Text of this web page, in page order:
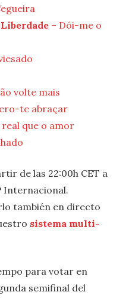
– Dói-me o
volte mais
te abraçar
real que o amor
de las 22:00h CET a
Internacional.
también en directo
sistema multi-
para votar en
semifinal del